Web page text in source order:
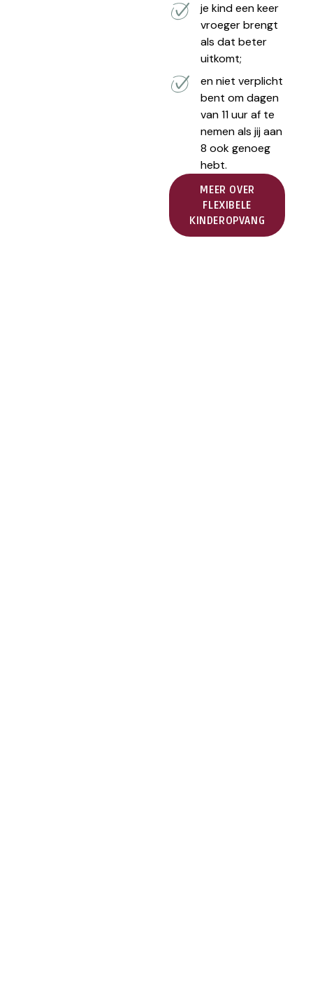
je kind een keer
vroeger brengt
als dat beter
uitkomt;
en niet verplicht
bent om dagen
van 11 uur af te
nemen als jij aan
8 ook genoeg
hebt.
MEER OVER
FLEXIBELE
KINDEROPVANG